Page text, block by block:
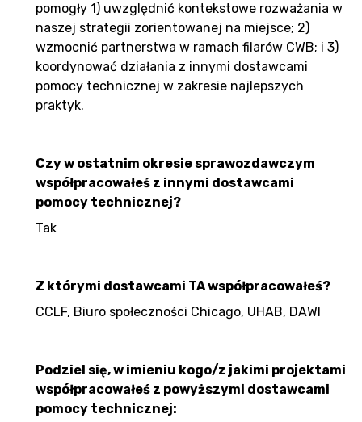
pomogły 1) uwzględnić kontekstowe rozważania w
naszej strategii zorientowanej na miejsce; 2)
wzmocnić partnerstwa w ramach filarów CWB; i 3)
koordynować działania z innymi dostawcami
pomocy technicznej w zakresie najlepszych
praktyk.
Czy w ostatnim okresie sprawozdawczym
współpracowałeś z innymi dostawcami
pomocy technicznej?
Tak
Z którymi dostawcami TA współpracowałeś?
CCLF, Biuro społeczności Chicago, UHAB, DAWI
Podziel się, w imieniu kogo/z jakimi projektami
współpracowałeś z powyższymi dostawcami
pomocy technicznej: